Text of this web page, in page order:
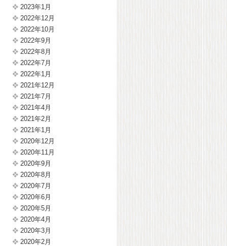
2023年1月
2022年12月
2022年10月
2022年9月
2022年8月
2022年7月
2022年1月
2021年12月
2021年7月
2021年4月
2021年2月
2021年1月
2020年12月
2020年11月
2020年9月
2020年8月
2020年7月
2020年6月
2020年5月
2020年4月
2020年3月
2020年2月